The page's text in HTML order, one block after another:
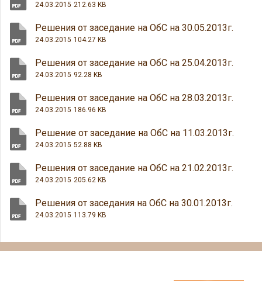
24.03.2015 212.63 KB
Решения от заседание на ОбС на 30.05.2013г.
24.03.2015 104.27 KB
Решения от заседание на ОбС на 25.04.2013г.
24.03.2015 92.28 KB
Решения от заседание на ОбС на 28.03.2013г.
24.03.2015 186.96 KB
Решение от заседание на ОбС на 11.03.2013г.
24.03.2015 52.88 KB
Решения от заседание на ОбС на 21.02.2013г.
24.03.2015 205.62 KB
Решения от заседания на ОбС на 30.01.2013г.
24.03.2015 113.79 KB